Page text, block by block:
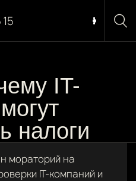
IT-
налоги
мораторий на
IT-компаний и